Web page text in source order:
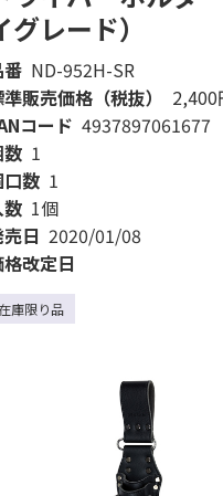
グレード）
番 ND-952H-SR
販売価格（税抜）
2,400
コード 4937897061677
1
数 1
1個
日 2020/01/08
改定日
在庫限り品